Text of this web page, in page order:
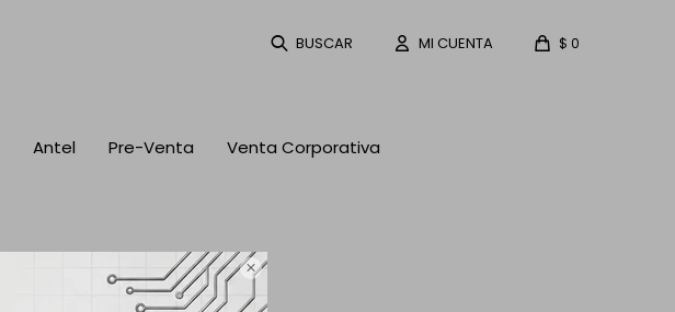

Antel Pre-Venta Venta Corporativa
$ 0